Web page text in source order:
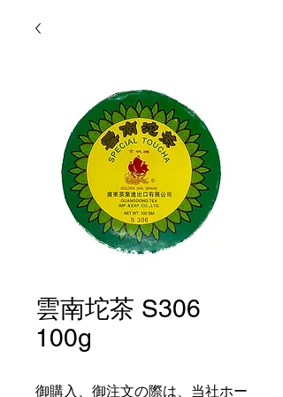
雲南坨茶 S306
100g
御購入、御注文の際は、当社ホー